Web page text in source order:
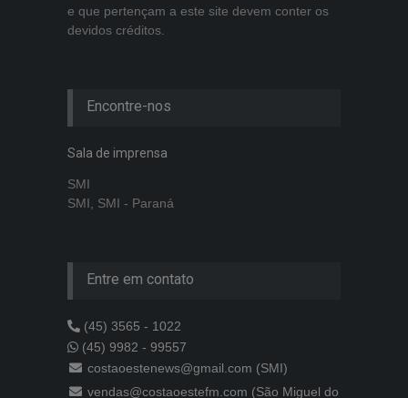
e que pertençam a este site devem conter os
devidos créditos.
Encontre-nos
Sala de imprensa
SMI
SMI, SMI - Paraná
Entre em contato
(45) 3565 - 1022
(45) 9982 - 99557
costaoestenews@gmail.com (SMI)
vendas@costaoestefm.com (São Miguel do